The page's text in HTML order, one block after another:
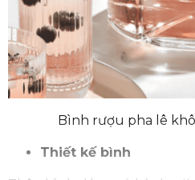
Bình rượu pha lê
Thiết kế bình